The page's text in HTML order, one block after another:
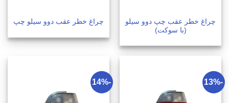
چراغ خطر عقب چپ دوو سیلو
(با سوکت)
چراغ خطر عقب دوو سیلو چپ
-13%
-14%